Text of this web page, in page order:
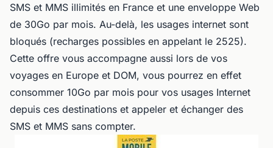
SMS et MMS illimités en France et une enveloppe Web
de 30Go par mois. Au-delà, les usages internet sont
bloqués (recharges possibles en appelant le 2525).
Cette offre vous accompagne aussi lors de vos
voyages en Europe et DOM, vous pourrez en effet
consommer 10Go par mois pour vos usages Internet
depuis ces destinations et appeler et échanger des
SMS et MMS sans compter.